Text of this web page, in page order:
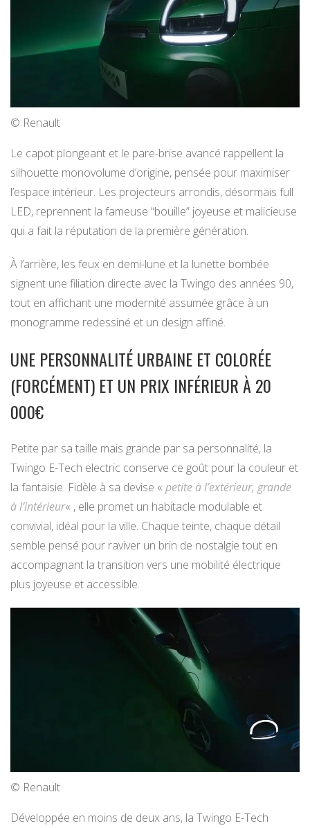
© Renault
Le capot plongeant et le pare-brise avancé rappellent la
silhouette monovolume d’origine, pensée pour maximiser
l’espace intérieur. Les projecteurs arrondis, désormais full
LED, reprennent la fameuse “bouille” joyeuse et malicieuse
qui a fait la réputation de la première génération.
À l’arrière, les feux en demi-lune et la lunette bombée
signent une filiation directe avec la Twingo des années 90,
tout en affichant une modernité assumée grâce à un
monogramme redessiné et un design affiné.
UNE PERSONNALITÉ URBAINE ET COLORÉE
(FORCÉMENT) ET UN PRIX INFÉRIEUR À 20
000€
Petite par sa taille mais grande par sa personnalité, la
Twingo E-Tech electric conserve ce goût pour la couleur et
la fantaisie. Fidèle à sa devise « petite à l’extérieur, grande
à l’intérieur« , elle promet un habitacle modulable et
convivial, idéal pour la ville. Chaque teinte, chaque détail
semble pensé pour raviver un brin de nostalgie tout en
accompagnant la transition vers une mobilité électrique
plus joyeuse et accessible.
© Renault
Développée en moins de deux ans, la Twingo E-Tech